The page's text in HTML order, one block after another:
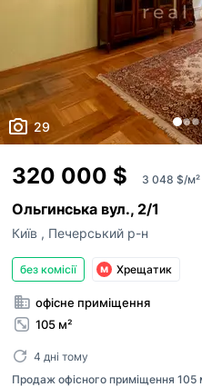
29
320 000 $ 3 048 $/м²
Ольгинська вул., 2/1
Київ , Печерський р-н
без комісії Хрещатик
офісне приміщення
105 м²
4 дні тому
Продаж офісного приміщення 105